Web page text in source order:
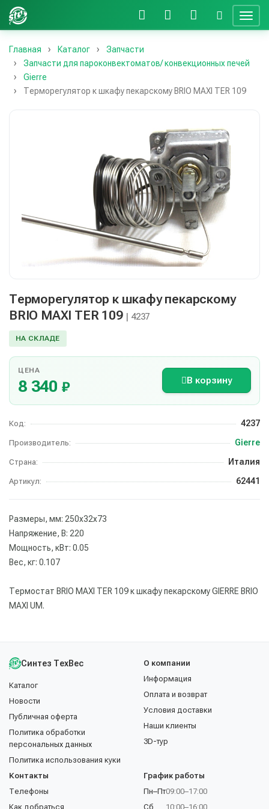
Главная Каталог
Запчасти
Запчасти для пароконвектоматов/ конвекционных печей
Gierre
Терморегулятор к шкафу пекарскому BRIO MAXI TER 109
Терморегулятор к шкафу пекарскому
BRIO MAXI TER 109 | 4237
НА СКЛАДЕ
ЦЕНА
8 340 ₽ В корзину
Код: 4237
Производитель: Gierre
Страна: Италия
Артикул: 62441
Размеры, мм: 250х32х73
Напряжение, В: 220
Мощность, кВт: 0.05
Вес, кг: 0.107
Термостат BRIO MAXI TER 109 к шкафу пекарскому GIERRE BRIO
MAXI UM.
Синтез ТехВес
Каталог
Новости
Публичная оферта
Политика обработки
персональных данных
Политика использования куки
О компании
Информация
Оплата и возврат
Условия доставки
Наши клиенты
3D-тур
Контакты
Телефоны
Как добраться
График работы
Пн–Пт
Сб
09:00–17:00
10:00–16:00